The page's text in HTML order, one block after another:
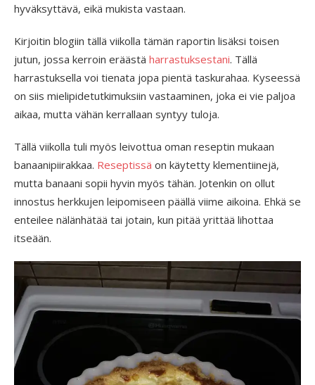
hyväksyttävä, eikä mukista vastaan.
Kirjoitin blogiin tällä viikolla tämän raportin lisäksi toisen
jutun, jossa kerroin eräästä harrastuksestani. Tällä
harrastuksella voi tienata jopa pientä taskurahaa. Kyseessä
on siis mielipidetutkimuksiin vastaaminen, joka ei vie paljoa
aikaa, mutta vähän kerrallaan syntyy tuloja.
Tällä viikolla tuli myös leivottua oman reseptin mukaan
banaanipiirakkaa. Reseptissä on käytetty klementiinejä,
mutta banaani sopii hyvin myös tähän. Jotenkin on ollut
innostus herkkujen leipomiseen päällä viime aikoina. Ehkä se
enteilee nälänhätää tai jotain, kun pitää yrittää lihottaa
itseään.